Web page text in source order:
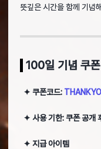
뜻깊은 시간을 함께 기념
100일 기념 쿠폰
✦ 쿠폰코드:
✦ 사용 기한: 쿠폰 공개
✦ 지급 아이템